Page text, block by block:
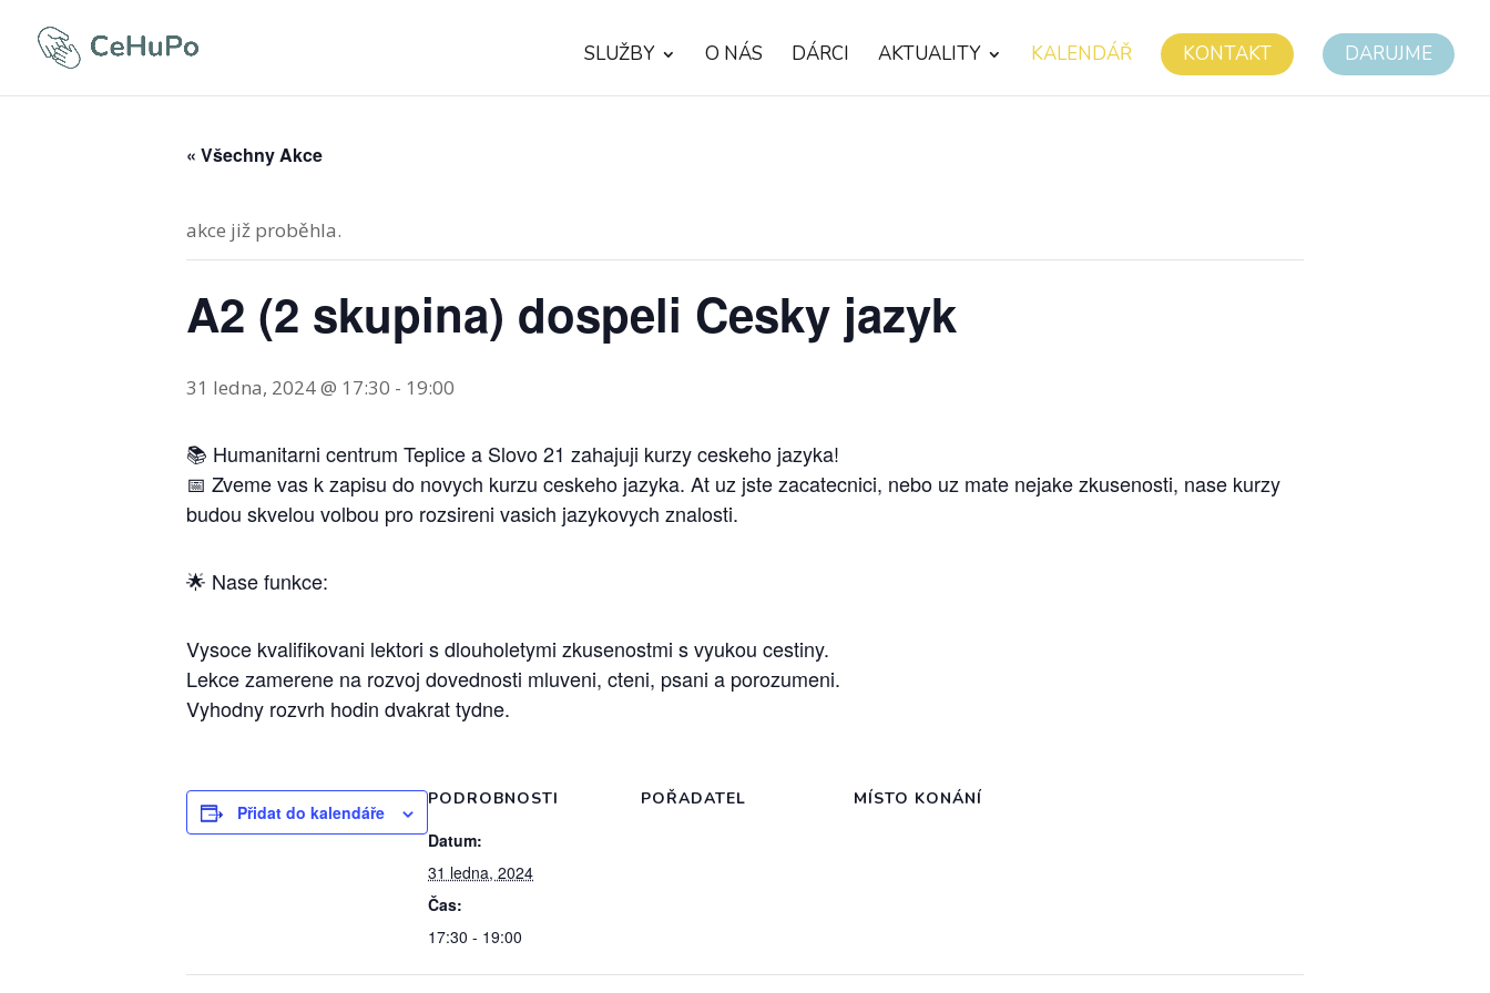
SLUŽBY O NÁS DÁRCI AKTUALITY KALENDÁŘ KONTAKT DARUJME
« Všechny Akce
akce již proběhla.
A2 (2 skupina) dospeli Cesky jazyk
31 ledna, 2024 @ 17:30 - 19:00
📚 Humanitarni centrum Teplice a Slovo 21 zahajuji kurzy ceskeho jazyka!
📅 Zveme vas k zapisu do novych kurzu ceskeho jazyka. At uz jste zacatecnici, nebo uz mate nejake zkusenosti, nase kurzy
budou skvelou volbou pro rozsireni vasich jazykovych znalosti.
🌟 Nase funkce:
Vysoce kvalifikovani lektori s dlouholetymi zkusenostmi s vyukou cestiny.
Lekce zamerene na rozvoj dovednosti mluveni, cteni, psani a porozumeni.
Vyhodny rozvrh hodin dvakrat tydne.
Přidat do kalendáře
PODROBNOSTI
Datum:
31 ledna, 2024
Čas:
17:30 - 19:00
POŘADATEL MÍSTO KONÁNÍ